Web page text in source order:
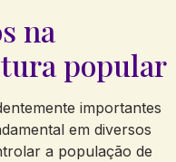
na
popular
importantes
em diversos
a ‍população de